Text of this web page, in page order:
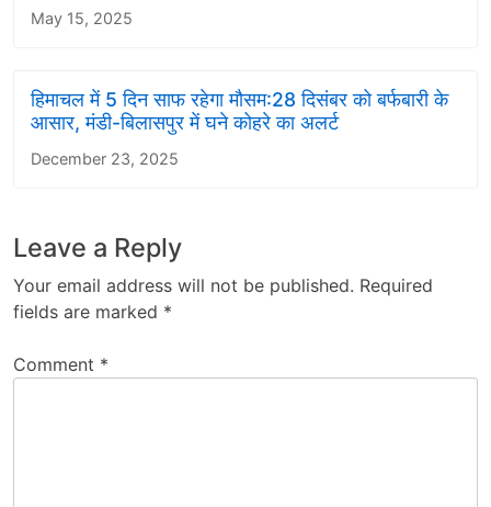
May 15, 2025
हिमाचल में 5 दिन साफ रहेगा मौसम:28 दिसंबर को बर्फबारी के
आसार, मंडी-बिलासपुर में घने कोहरे का अलर्ट
December 23, 2025
Leave a Reply
Your email address will not be published. Required
fields are marked *
Comment *